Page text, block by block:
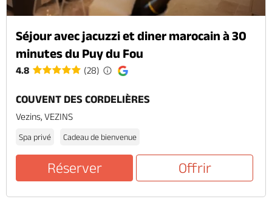
Séjour avec jacuzzi et diner marocain à 30
minutes du Puy du Fou
4.8 (28)
COUVENT DES CORDELIÈRES
Vezins, VEZINS
Spa privé Cadeau de bienvenue
Réserver Offrir